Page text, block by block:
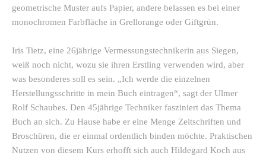
geometrische Muster aufs Papier, andere belassen es bei einer
monochromen Farbfläche in Grellorange oder Giftgrün.
Iris Tietz, eine 26jährige Vermessungstechnikerin aus Siegen,
weiß noch nicht, wozu sie ihren Erstling verwenden wird, aber
was besonderes soll es sein. „Ich werde die einzelnen
Herstellungsschritte in mein Buch eintragen“, sagt der Ulmer
Rolf Schaubes. Den 45jährige Techniker fasziniert das Thema
Buch an sich. Zu Hause habe er eine Menge Zeitschriften und
Broschüren, die er einmal ordentlich binden möchte. Praktischen
Nutzen von diesem Kurs erhofft sich auch Hildegard Koch aus